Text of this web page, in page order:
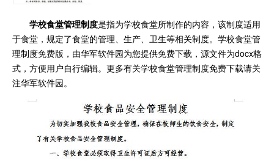
学校食堂管理制度是指为学校食堂所制作的内容，该制度适用
于食堂，规定了食堂的管理、生产、卫生等相关制度。学校食堂管
理制度免费版，由华军软件园为您提供免费下载，源文件为docx格
式，方便用户自行编辑。更多有关学校食堂管理制度免费下载请关
注华军软件园。